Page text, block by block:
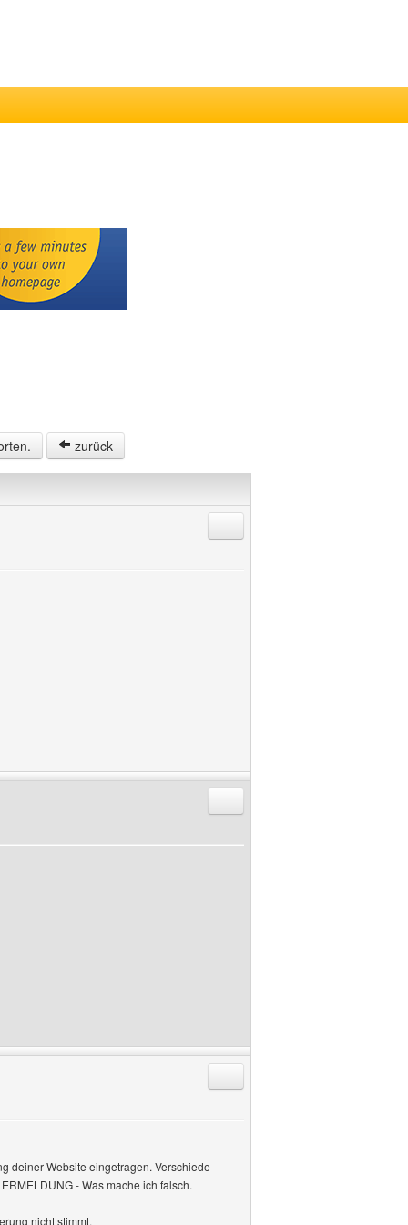
zurück
deiner Website eingetragen. Verschiede
- Was mache ich falsch.
nicht stimmt.